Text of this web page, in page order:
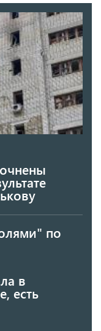
по
в
есть